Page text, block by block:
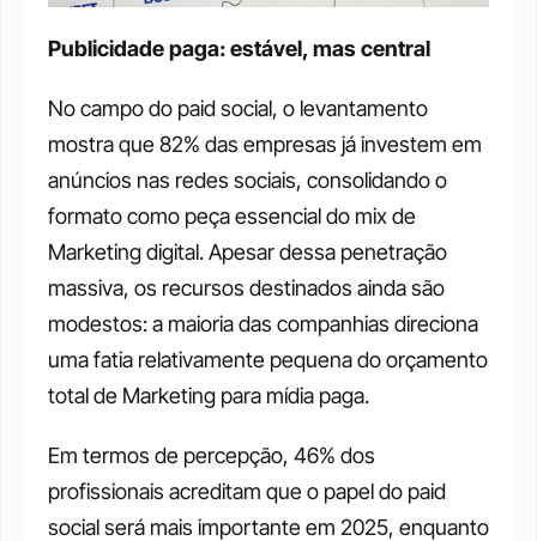
Publicidade paga: estável, mas central
No campo do paid social, o levantamento
mostra que 82% das empresas já investem em
anúncios nas redes sociais, consolidando o
formato como peça essencial do mix de
Marketing digital. Apesar dessa penetração
massiva, os recursos destinados ainda são
modestos: a maioria das companhias direciona
uma fatia relativamente pequena do orçamento
total de Marketing para mídia paga.
Em termos de percepção, 46% dos
profissionais acreditam que o papel do paid
social será mais importante em 2025, enquanto